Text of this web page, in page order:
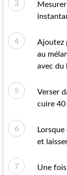
Ajoutez
au
avec du
Verser
cuire 40
et
Une